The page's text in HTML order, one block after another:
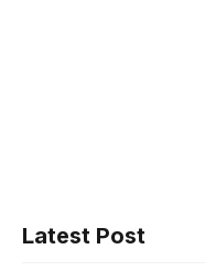
Latest Post